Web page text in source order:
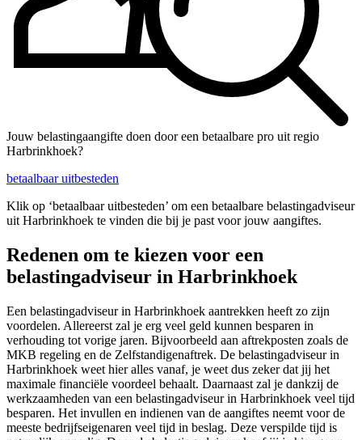
Jouw belastingaangifte doen door een betaalbare pro uit regio
Harbrinkhoek?
betaalbaar uitbesteden
Klik op ‘betaalbaar uitbesteden’ om een betaalbare belastingadviseur
uit Harbrinkhoek te vinden die bij je past voor jouw aangiftes.
Redenen om te kiezen voor een
belastingadviseur in Harbrinkhoek
Een belastingadviseur in Harbrinkhoek aantrekken heeft zo zijn
voordelen. Allereerst zal je erg veel geld kunnen besparen in
verhouding tot vorige jaren. Bijvoorbeeld aan aftrekposten zoals de
MKB regeling en de Zelfstandigenaftrek. De belastingadviseur in
Harbrinkhoek weet hier alles vanaf, je weet dus zeker dat jij het
maximale financiële voordeel behaalt. Daarnaast zal je dankzij de
werkzaamheden van een belastingadviseur in Harbrinkhoek veel tijd
besparen. Het invullen en indienen van de aangiftes neemt voor de
meeste bedrijfseigenaren veel tijd in beslag. Deze verspilde tijd is